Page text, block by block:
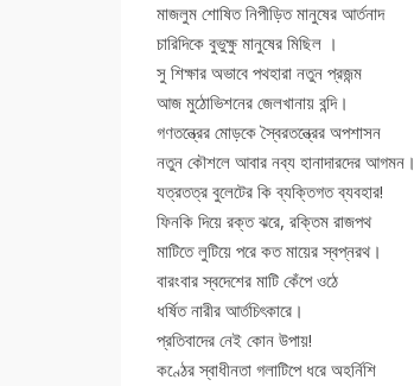
মাজলুম শোষিত নিপীড়িত মানুষের আর্তনাদ
চারিদিকে বুভুক্ষু মানুষের মিছিল ।
সু শিক্ষার অভাবে পথহারা নতুন প্রজন্ম
আজ মুঠোভিশনের জেলখানায় বন্দি।
গণতন্ত্রের মোড়কে স্বৈরতন্ত্রের অপশাসন
নতুন কৌশলে আবার নব্য হানাদারদের আগমন।
যত্রতত্র বুলেটের কি ব্যক্তিগত ব্যবহার!
ফিনকি দিয়ে রক্ত ঝরে, রক্তিম রাজপথ
মাটিতে লুটিয়ে পরে কত মায়ের স্বপ্নরথ।
বারংবার স্বদেশের মাটি কেঁপে ওঠে
ধর্ষিত নারীর আর্তচিৎকারে।
প্রতিবাদের নেই কোন উপায়!
কণ্ঠের স্বাধীনতা গলাটিপে ধরে অহর্নিশি